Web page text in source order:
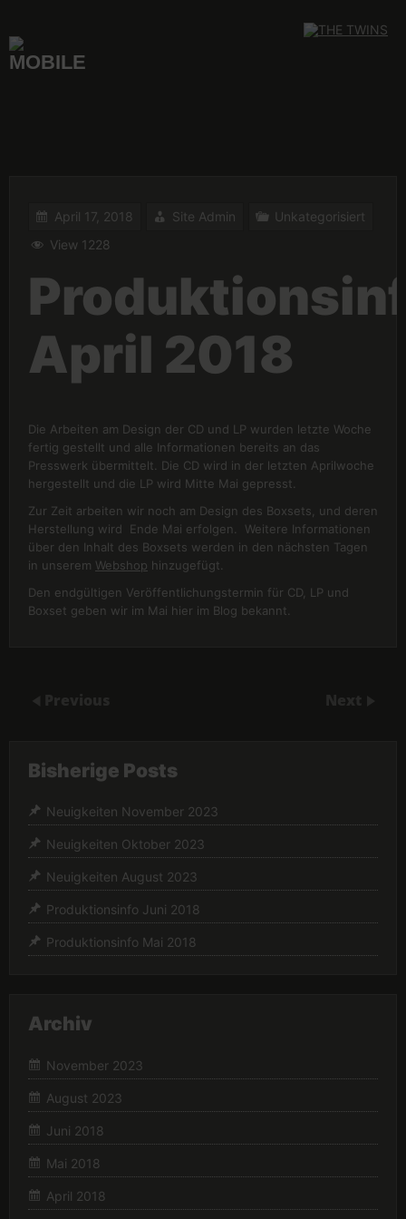
content
April 17, 2018 Site Admin
Unkategorisiert
View 1228
April 2018
Die Arbeiten am Design der CD und LP wurden letzte Woche
fertig gestellt und alle Informationen bereits an das
Presswerk übermittelt. Die CD wird in der letzten Aprilwoche
hergestellt und die LP wird Mitte Mai gepresst.
Zur Zeit arbeiten wir noch am Design des Boxsets, und deren
Herstellung wird Ende Mai erfolgen. Weitere Informationen
über den Inhalt des Boxsets werden in den nächsten Tagen
in unserem Webshop hinzugefügt.
Den endgültigen Veröffentlichungstermin für CD, LP und
Boxset geben wir im Mai hier im Blog bekannt.
Bisherige Posts
Neuigkeiten November 2023
Neuigkeiten Oktober 2023
Neuigkeiten August 2023
Produktionsinfo Juni 2018
Produktionsinfo Mai 2018
Archiv
November 2023
August 2023
Juni 2018
Mai 2018
April 2018